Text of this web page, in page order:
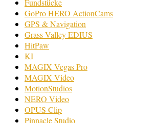
GoPro HERO ActionCams
GPS & Navigation
Grass Valley EDIUS
HitPaw
KI
MAGIX Vegas Pro
MAGIX Video
MotionStudios
NERO Video
OPUS Clip
Pinnacle Studio